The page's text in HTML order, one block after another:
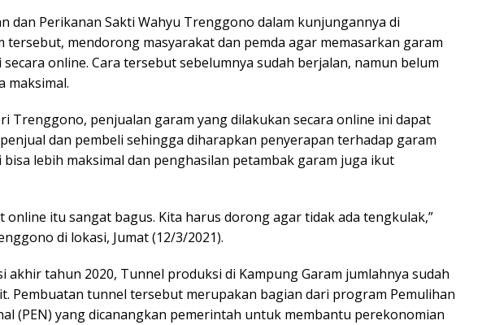
dan Perikanan Sakti Wahyu Trenggono dalam kunjungannya di
tersebut, mendorong masyarakat dan pemda agar memasarkan garam
online. Cara tersebut sebelumnya sudah berjalan, namun belum
maksimal.
Trenggono, penjualan garam yang dilakukan secara online ini dapat
dan pembeli sehingga diharapkan penyerapan terhadap garam
lebih maksimal dan penghasilan petambak garam juga ikut
online itu sangat bagus. Kita harus dorong agar tidak ada tengkulak,”
di lokasi, Jumat (12/3/2021).
akhir tahun 2020, Tunnel produksi di Kampung Garam jumlahnya sudah
Pembuatan tunnel tersebut merupakan bagian dari program Pemulihan
(PEN) yang dicanangkan pemerintah untuk membantu perekonomian